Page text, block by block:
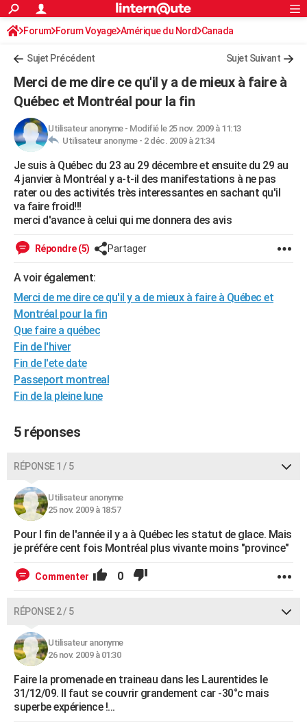
ACTUALITÉS
Politique
Société
Faits Divers
Education
Monde
Villes
+
Programme TV
TNTStreaming
Cinéma
Sorties cinéma
Musique
+FINANCE
Retraite
Impôts
Epargne
Immobilier
Risques naturels par ville
Banque
Assurance
Crédit
AUTO
Essais
Réserver un essai
Citadines
Berlines
SUV
Forum auto
HIGH-TECH
Mobiles
Meilleur smartphone
Internet
Ordinateurs
Jeux vidéo
Guide high-tech
+BRICOLAGE
Forum
Aménagement intérieur
Extérieur
Cuisine
Salle de bains
Jardinage
Rangement
WEEK-END
LIFESTYLE
Alimentation
Guide de la santé
Maladies
Médicaments
Sommeil
VOYAGE
Destinations
City break
Voyage nature
Voyage de noces
Forum
Climat
+PHOTO
GUIDES D'ACHAT
BONS PLANS
Carte de Noël
Carte Bonne année
Carte Saint-Valentin
Carte Pâques
Carte d'anniversaire
DICTIONNAIRE
Dictionnaire
Biographies
Citations
Expressions
Proverbes
PROGRAMME TV
COPAINS D'AVANT
S'inscrire
Se connecter
Lycées
Collèges
Primaires
Universités
Entreprises
Service militaire
Avis de recherche
AVIS DE DÉCÈS
FORUM
Bricolage
Lifestyle
Culture
Sport
Auto
Television
Voyage
Cinema
S'inscrire
Connexion
Forum Forum Voyage Amérique du Nord Canada
Sujet Précédent Sujet Suivant
Merci de me dire ce qu'il y a de mieux à faire à
Québec et Montréal pour la fin
Utilisateur anonyme- Modifié le 25 nov. 2009 à 11:13
Utilisateur anonyme - 2 déc. 2009 à 21:34
Je suis à Québec du 23 au 29 décembre et ensuite du 29 au
4 janvier à Montréal y a-t-il des manifestations à ne pas
rater ou des activités très interessantes en sachant qu'il
va faire froid!!!
merci d'avance à celui qui me donnera des avis
Répondre (5) Partager
A voir également:
Merci de me dire ce qu'il y a de mieux à faire à Québec et
Montréal pour la fin
Que faire a québec
Fin de l'hiver
Fin de l'ete date
Passeport montreal
Fin de la pleine lune
5 réponses
RÉPONSE 1 / 5
Utilisateur anonyme
25 nov. 2009 à 18:57
Pour l fin de l'année il y a à Québec les statut de glace. Mais
je préfére cent fois Montréal plus vivante moins "province"
Commenter 0
RÉPONSE 2 / 5
Utilisateur anonyme
26 nov. 2009 à 01:30
Faire la promenade en traineau dans les Laurentides le
31/12/09. Il faut se couvrir grandement car -30°c mais
superbe expérience !...